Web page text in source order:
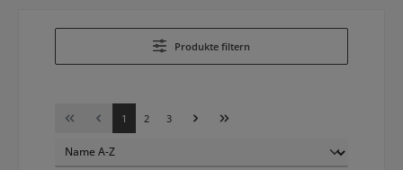
Produkte filtern
Seite
1 Seite
2 Seite
3